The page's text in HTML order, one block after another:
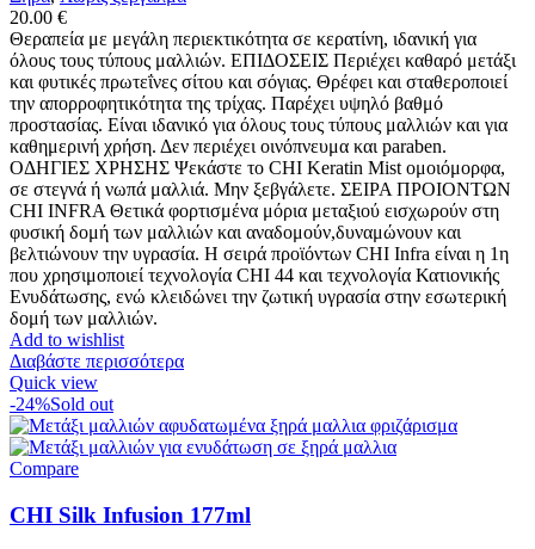
20.00 €
Θεραπεία με μεγάλη περιεκτικότητα σε κερατίνη, ιδανική για
όλους τους τύπους μαλλιών. ΕΠΙΔΟΣΕΙΣ Περιέχει καθαρό μετάξι
και φυτικές πρωτεΐνες σίτου και σόγιας. Θρέφει και σταθεροποιεί
την απορροφητικότητα της τρίχας. Παρέχει υψηλό βαθμό
προστασίας. Είναι ιδανικό για όλους τους τύπους μαλλιών και για
καθημερινή χρήση. Δεν περιέχει οινόπνευμα και paraben.
ΟΔΗΓΙΕΣ ΧΡΗΣΗΣ Ψεκάστε το CHI Keratin Mist ομοιόμορφα,
σε στεγνά ή νωπά μαλλιά. Μην ξεβγάλετε. ΣΕΙΡΑ ΠΡΟΙΟΝΤΩΝ
CHI INFRA Θετικά φορτισμένα μόρια μεταξιού εισχωρούν στη
φυσική δομή των μαλλιών και αναδομούν,δυναμώνουν και
βελτιώνουν την υγρασία. Η σειρά προϊόντων CHI Infra είναι η 1η
που χρησιμοποιεί τεχνολογία CHI 44 και τεχνολογία Κατιονικής
Ενυδάτωσης, ενώ κλειδώνει την ζωτική υγρασία στην εσωτερική
δομή των μαλλιών.
Add to wishlist
Διαβάστε περισσότερα
Quick view
-24%Sold out
Compare
CHI Silk Infusion 177ml